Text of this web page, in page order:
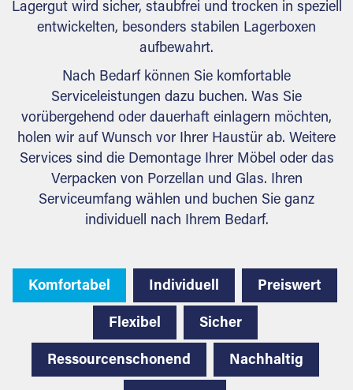
Lagergut wird sicher, staubfrei und trocken in speziell
entwickelten, besonders stabilen Lagerboxen
aufbewahrt.
Nach Bedarf können Sie komfortable
Serviceleistungen dazu buchen. Was Sie
vorübergehend oder dauerhaft einlagern möchten,
holen wir auf Wunsch vor Ihrer Haustür ab. Weitere
Services sind die Demontage Ihrer Möbel oder das
Verpacken von Porzellan und Glas. Ihren
Serviceumfang wählen und buchen Sie ganz
individuell nach Ihrem Bedarf.
Komfortabel Individuell Preiswert
Flexibel Sicher
Ressourcenschonend Nachhaltig